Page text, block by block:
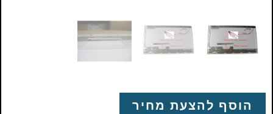
הוסף להצעת מחיר